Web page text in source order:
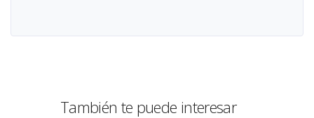
También te puede interesar